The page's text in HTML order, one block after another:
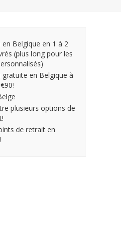
en Belgique en 1 à 2
(plus long pour les
gratuite en Belgique à
plusieurs options de
de retrait en